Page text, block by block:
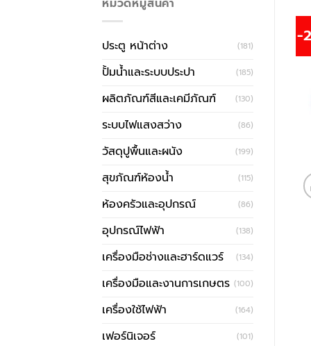
หมวดหมู่สินค้า
ประตู หน้าต่าง (181)
ปั้มน้ำและระบบประปา (185)
ผลิตภัณฑ์สีและเคมีภัณฑ์ (130)
ระบบไฟแสงสว่าง (86)
วัสดุปูพื้นและผนัง (199)
สุขภัณฑ์ห้องน้ำ (115)
ห้องครัวและอุปกรณ์ (86)
อุปกรณ์ไฟฟ้า (138)
เครื่องมือช่างและฮาร์ดแวร์ (134)
เครื่องมือและงานการเกษตร (100)
เครื่องใช้ไฟฟ้า (164)
เฟอร์นิเจอร์ (101)
-